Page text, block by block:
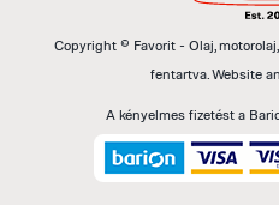
Copyright © Favorit - Olaj,
fentartva.Website
A kényelmes fizetést a